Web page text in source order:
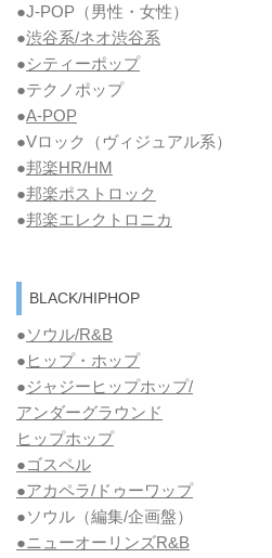
●J-POP（男性・女性）
●渋谷系/ネオ渋谷系
●シティーポップ
●テクノポップ
●A-POP
●Vロック
（ヴィジュアル系）
●邦楽HR/HM
●邦楽ポストロック
●邦楽エレクトロニカ
BLACK/HIPHOP
●ソウル/R&B
● ヒップ・ホップ
●ジャジーヒップホップ/
アンダーグラウンド
ヒップホップ
●ゴスペル
●アカペラ/ドゥーワップ
●ソウル （編集/企画盤）
●ニューオーリンズR&B